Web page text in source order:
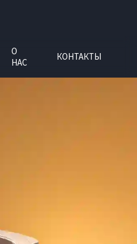
О
НАС
КОНТАКТЫ